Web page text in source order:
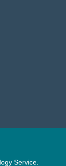
Service.